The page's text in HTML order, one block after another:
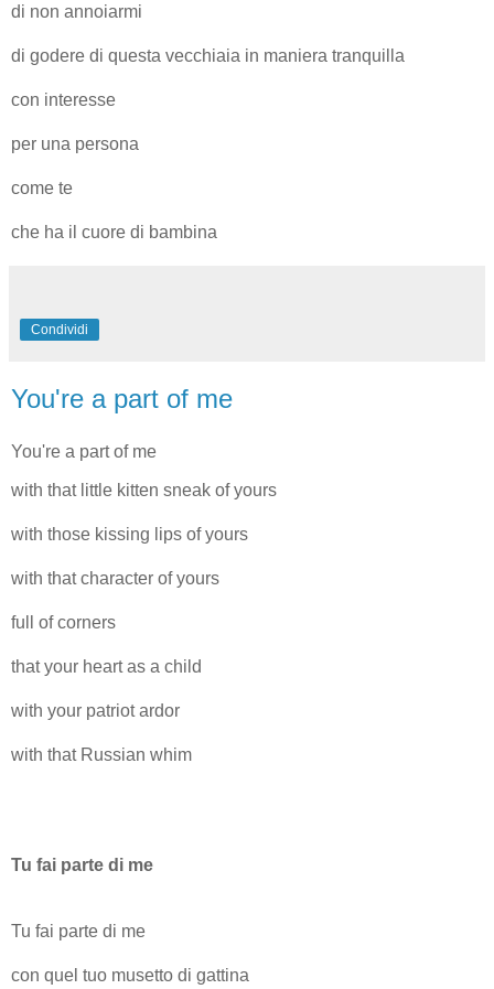
di non annoiarmi
di godere di questa vecchiaia in maniera tranquilla
con interesse
per una persona
come te
che ha il cuore di bambina
Condividi
You're a part of me
You're a part of me
with that little kitten sneak of yours
with those kissing lips of yours
with that character of yours
full of corners
that your heart as a child
with your patriot ardor
with that Russian whim
Tu fai parte di me
Tu fai parte di me
con quel tuo musetto di gattina